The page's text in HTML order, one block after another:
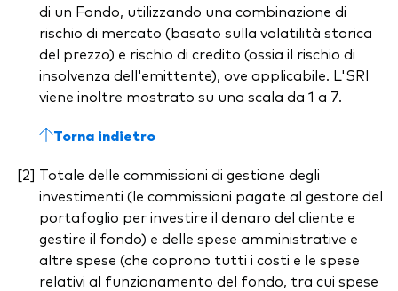
di un Fondo, utilizzando una combinazione di
rischio di mercato (basato sulla volatilità storica
del prezzo) e rischio di credito (ossia il rischio di
insolvenza dell'emittente), ove applicabile. L'SRI
viene inoltre mostrato su una scala da 1 a 7.
Torna indietro
Totale delle commissioni di gestione degli
investimenti (le commissioni pagate al gestore del
portafoglio per investire il denaro del cliente e
gestire il fondo) e delle spese amministrative e
altre spese (che coprono tutti i costi e le spese
relativi al funzionamento del fondo, tra cui spese